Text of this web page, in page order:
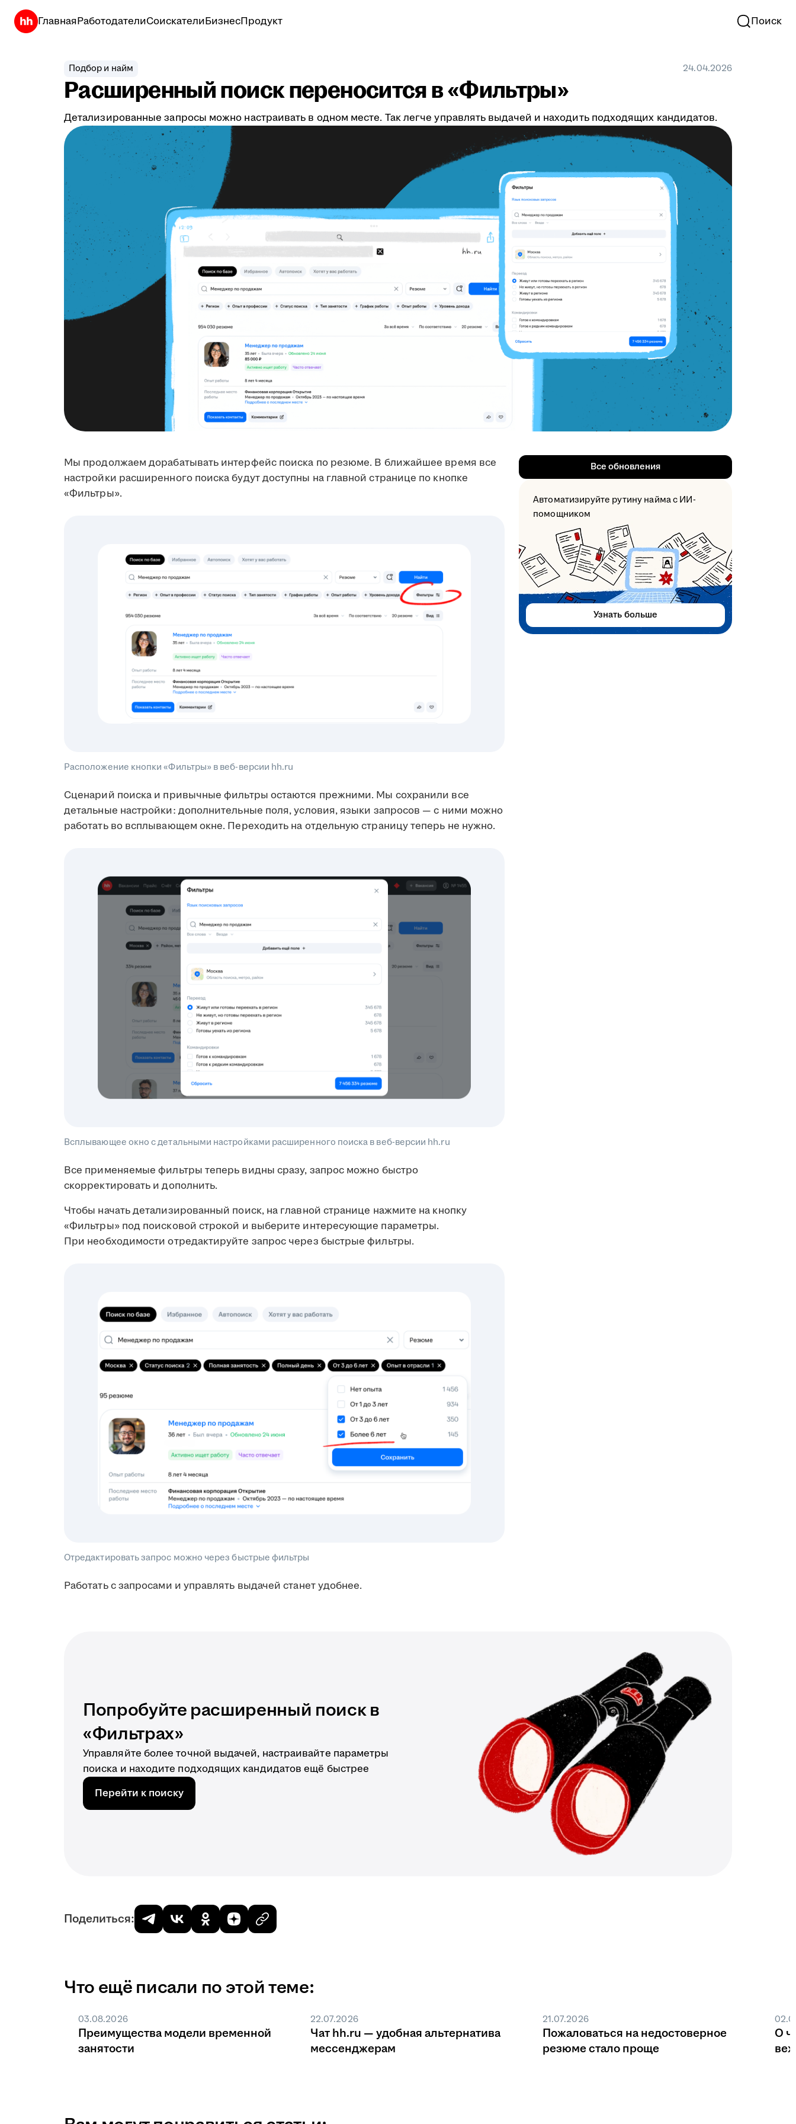
ГлавнаяРаботодателиСоискателиБизнесПродукт Поиск
Подбор и найм 24.04.2026
Расширенный поиск переносится в «Фильтры»
Детализированные запросы можно настраивать в одном месте. Так легче управлять выдачей и находить подходящих кандидатов.
Мы продолжаем дорабатывать интерфейс поиска по резюме. В ближайшее время все
настройки расширенного поиска будут доступны на главной странице по кнопке
«Фильтры».
Расположение кнопки «Фильтры» в веб-версии hh.ru
Сценарий поиска и привычные фильтры остаются прежними. Мы сохранили все
детальные настройки: дополнительные поля, условия, языки запросов — с ними можно
работать во всплывающем окне. Переходить на отдельную страницу теперь не нужно.
Всплывающее окно с детальными настройками расширенного поиска в веб-версии hh.ru
Все применяемые фильтры теперь видны сразу, запрос можно быстро
скорректировать и дополнить.
Чтобы начать детализированный поиск, на главной странице нажмите на кнопку
«Фильтры» под поисковой строкой и выберите интересующие параметры.
При необходимости отредактируйте запрос через быстрые фильтры.
Отредактировать запрос можно через быстрые фильтры
Работать с запросами и управлять выдачей станет удобнее.
Все обновления
Автоматизируйте рутину найма с ИИ-
помощником
Узнать больше
Попробуйте расширенный поиск в
«Фильтрах»
Управляйте более точной выдачей, настраивайте параметры
поиска и находите подходящих кандидатов ещё быстрее
Перейти к поиску
Поделиться:
Что ещё писали по этой теме:
03.08.2026
Преимущества модели временной
занятости
22.07.2026
Чат hh.ru — удобная альтернатива
мессенджерам
21.07.2026
Пожаловаться на недостоверное
резюме стало проще
О